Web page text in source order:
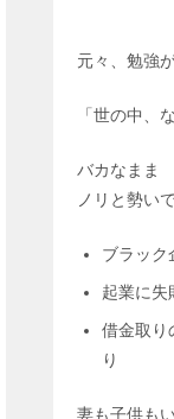
元々、勉強
「世の中、
バカなまま
ノリと勢い
ブラック
起業に失
借金取り
り
妻も子供も